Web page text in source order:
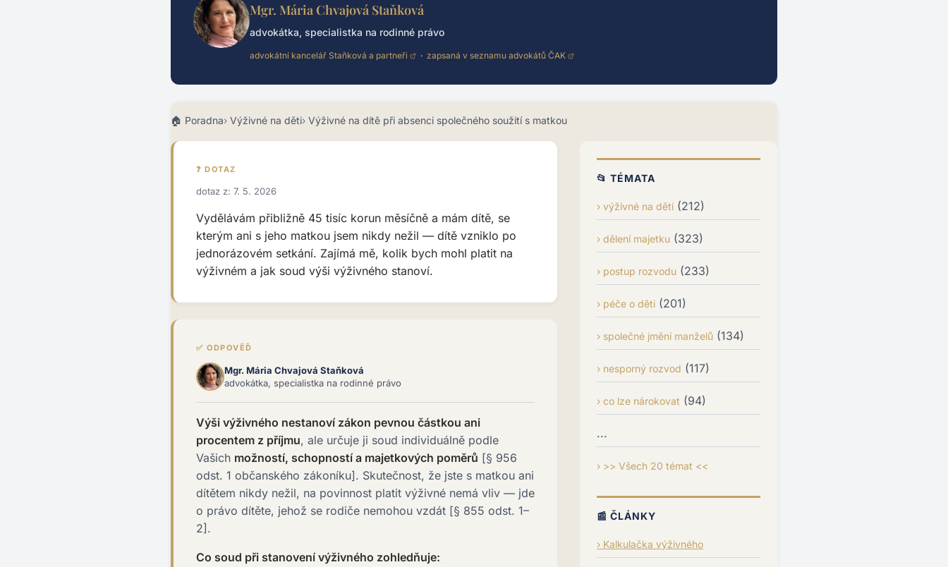
Mgr. Mária Chvajová Staňková
advokátka, specialistka na rodinné právo
advokátní kancelář Staňková a partneři · zapsaná v seznamu advokátů ČAK
Poradna Výživné na děti Výživné na dítě při absenci společného soužití s matkou
❓ DOTAZ
dotaz z: 7. 5. 2026
Vydělávám přibližně 45 tisíc korun měsíčně a mám dítě, se
kterým ani s jeho matkou jsem nikdy nežil — dítě vzniklo po
jednorázovém setkání. Zajímá mě, kolik bych mohl platit na
výživném a jak soud výši výživného stanoví.
✅ ODPOVĚĎ
Mgr. Mária Chvajová Staňková
advokátka, specialistka na rodinné právo
Výši výživného nestanoví zákon pevnou částkou ani
procentem z příjmu, ale určuje ji soud individuálně podle
Vašich možností, schopností a majetkových poměrů [§ 956
odst. 1 občanského zákoníku]. Skutečnost, že jste s matkou ani
dítětem nikdy nežil, na povinnost platit výživné nemá vliv — jde
o právo dítěte, jehož se rodiče nemohou vzdát [§ 855 odst. 1–
2].
Co soud při stanovení výživného zohledňuje:
📂 TÉMATA
výživné na děti (212)
dělení majetku (323)
postup rozvodu (233)
péče o děti (201)
společné jmění manželů (134)
nesporný rozvod (117)
co lze nárokovat (94)
...
>> Všech 20 témat <<
📰 ČLÁNKY
Kalkulačka výživného